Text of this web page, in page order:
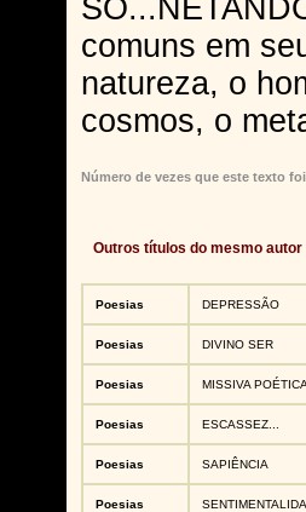
comuns em
natureza, o
cosmos, o
Número de vezes que este texto
Outros títulos do mesmo autor
Poesias DEPRESSÃO
Poesias DIVINO SER
Poesias MISSIVA
Poesias ESCASSEZ...
Poesias SAPIÊNCIA
Poesias